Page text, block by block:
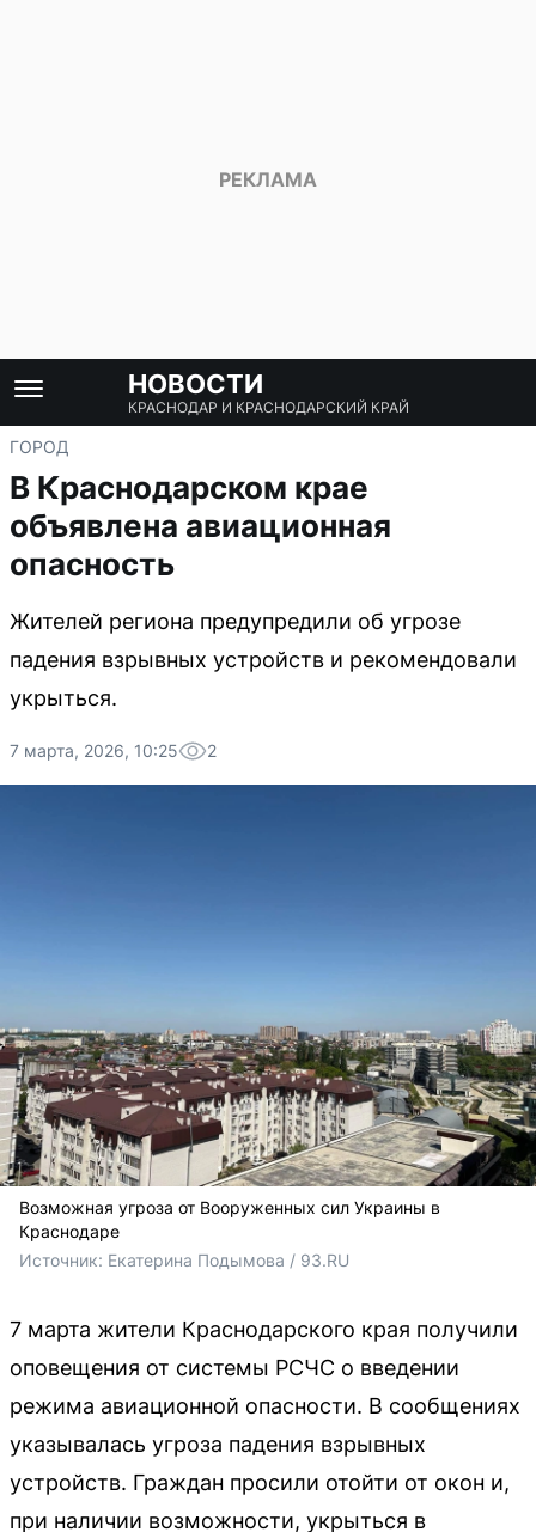
НОВОСТИ
КРАСНОДАР И КРАСНОДАРСКИЙ КРАЙ
ГОРОД
В Краснодарском крае
объявлена авиационная
опасность
Жителей региона предупредили об угрозе
падения взрывных устройств и рекомендовали
укрыться.
7 марта, 2026, 10:25 2
Возможная угроза от Вооруженных сил Украины в
Краснодаре
Источник: Екатерина Подымова / 93.RU
7 марта жители Краснодарского края получили
оповещения от системы РСЧС о введении
режима авиационной опасности. В сообщениях
указывалась угроза падения взрывных
устройств. Граждан просили отойти от окон и,
при наличии возможности, укрыться в